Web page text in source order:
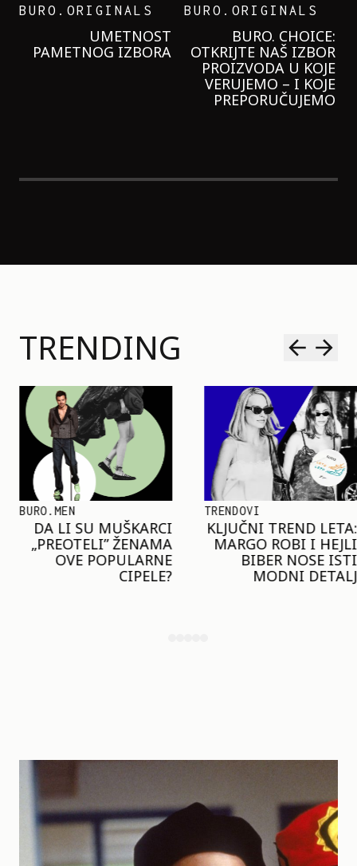
BURO.ORIGINALS
UMETNOST
PAMETNOG IZBORA
BURO.ORIGINALS
BURO. CHOICE:
OTKRIJTE NAŠ IZBOR
PROIZVODA U KOJE
VERUJEMO – I KOJE
PREPORUČUJEMO
TRENDING
BURO.MEN
DA LI SU MUŠKARCI
„PREOTELI” ŽENAMA
OVE POPULARNE
CIPELE?
TRENDOVI
KLJUČNI TREND LETA:
MARGO ROBI I HEJLI
BIBER NOSE ISTI
MODNI DETALJ